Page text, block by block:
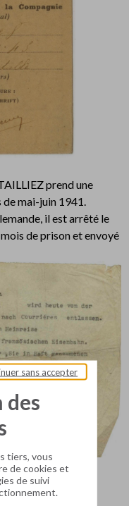
prend une
de mai-juin 1941.
il est arrêté le
de prison et envoyé
Jean- Baptiste
tiers, vous
de cookies et
de suivi
sans accepter